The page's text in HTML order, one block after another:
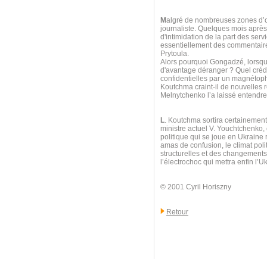
Malgré de nombreuses zones
journaliste. Quelques mois
d'intimidation de la part des
essentiellement des
Prytoula.
Alors pourquoi Gongadzé,
d'avantage déranger ? Quel
confidentielles par un
Koutchma craint-il de nouvelles
Melnytchenko l’a laissé
L. Koutchma sortira
ministre actuel V.
politique qui se joue en Ukraine
amas de confusion, le climat
structurelles et des
l’électrochoc qui mettra enfin
© 2001 Cyril Horiszny
Retour